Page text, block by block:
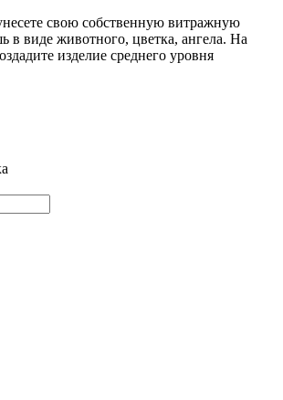
свою собственную витражную
в виде животного, цветка, ангела. На
изделие среднего уровня